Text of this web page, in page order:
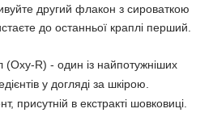
другий флакон з сироваткою
до останньої краплі перший.
(Oxy-R) - один із найпотужніших
у догляді за шкірою.
присутній в екстракті шовковиці.